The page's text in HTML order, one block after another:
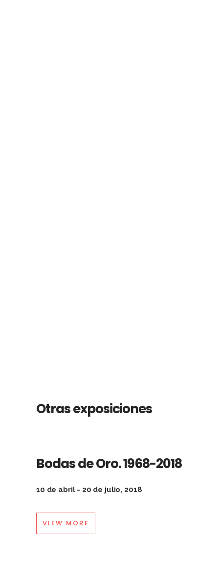
Otras exposiciones
Bodas de Oro. 1968-2018
10 de abril - 20 de julio, 2018
VIEW MORE